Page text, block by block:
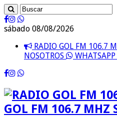
sábado 08/08/2026
RADIO GOL FM 106.7
NOSOTROS
GOL FM 106.7 MHZ